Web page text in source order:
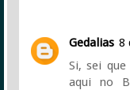
Gedalias 8
Si, sei
aqui no